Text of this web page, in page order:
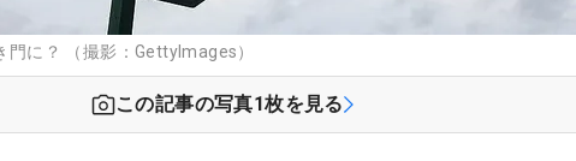
に？ （撮影：GettyImages）
この記事の写真1枚を見る